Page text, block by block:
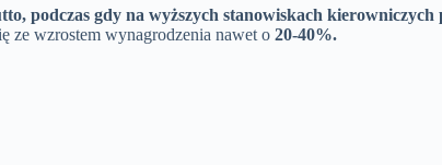
podczas gdy na wyższych stanowiskach
ze wzrostem wynagrodzenia nawet o 20-40%.